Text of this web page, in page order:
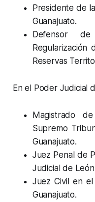
Presidente de
Guanajuato.
Defensor
Regularización
Reservas
En el Poder Judicial
Magistrado
Supremo
Guanajuato.
Juez Penal de
Judicial de
Juez Civil en
Guanajuato.